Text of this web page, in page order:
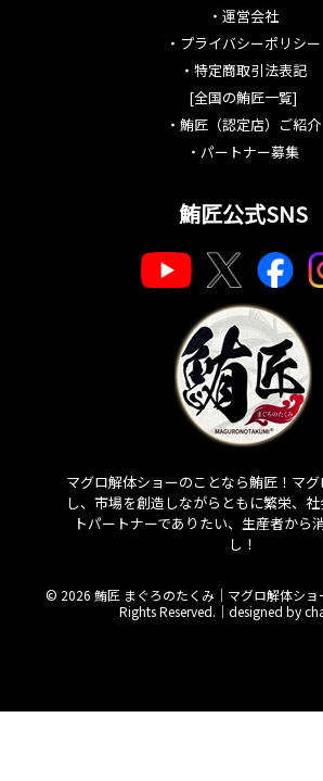
・ 運営会社
・ プライバシーポリシー
・ 特定商取引法表記
[全国の鮪匠一覧]
・ 鮪匠（認定店）ご紹介
・ パートナー募集
鮪匠公式SNS
マグロ解体ショーのことなら鮪匠！マ
し、市場を創造しながらともに繁栄、
トパートナーでありたい、生産者から
し！
© 2026 鮪匠 まぐろのたくみ｜マグロ解体ショ
Rights Reserved.｜ designed by